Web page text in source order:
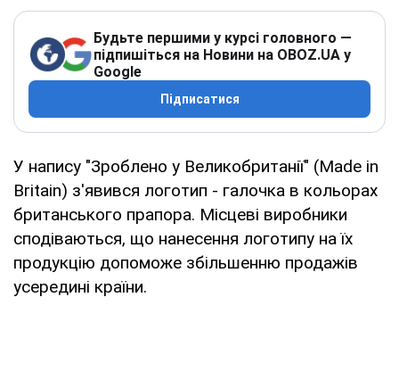
Будьте першими у курсі головного —
підпишіться на Новини на OBOZ.UA у
Google
Підписатися
У напису "Зроблено у Великобританії" (Made in
Britain) з'явився логотип - галочка в кольорах
британського прапора. Місцеві виробники
сподіваються, що нанесення логотипу на їх
продукцію допоможе збільшенню продажів
усередині країни.